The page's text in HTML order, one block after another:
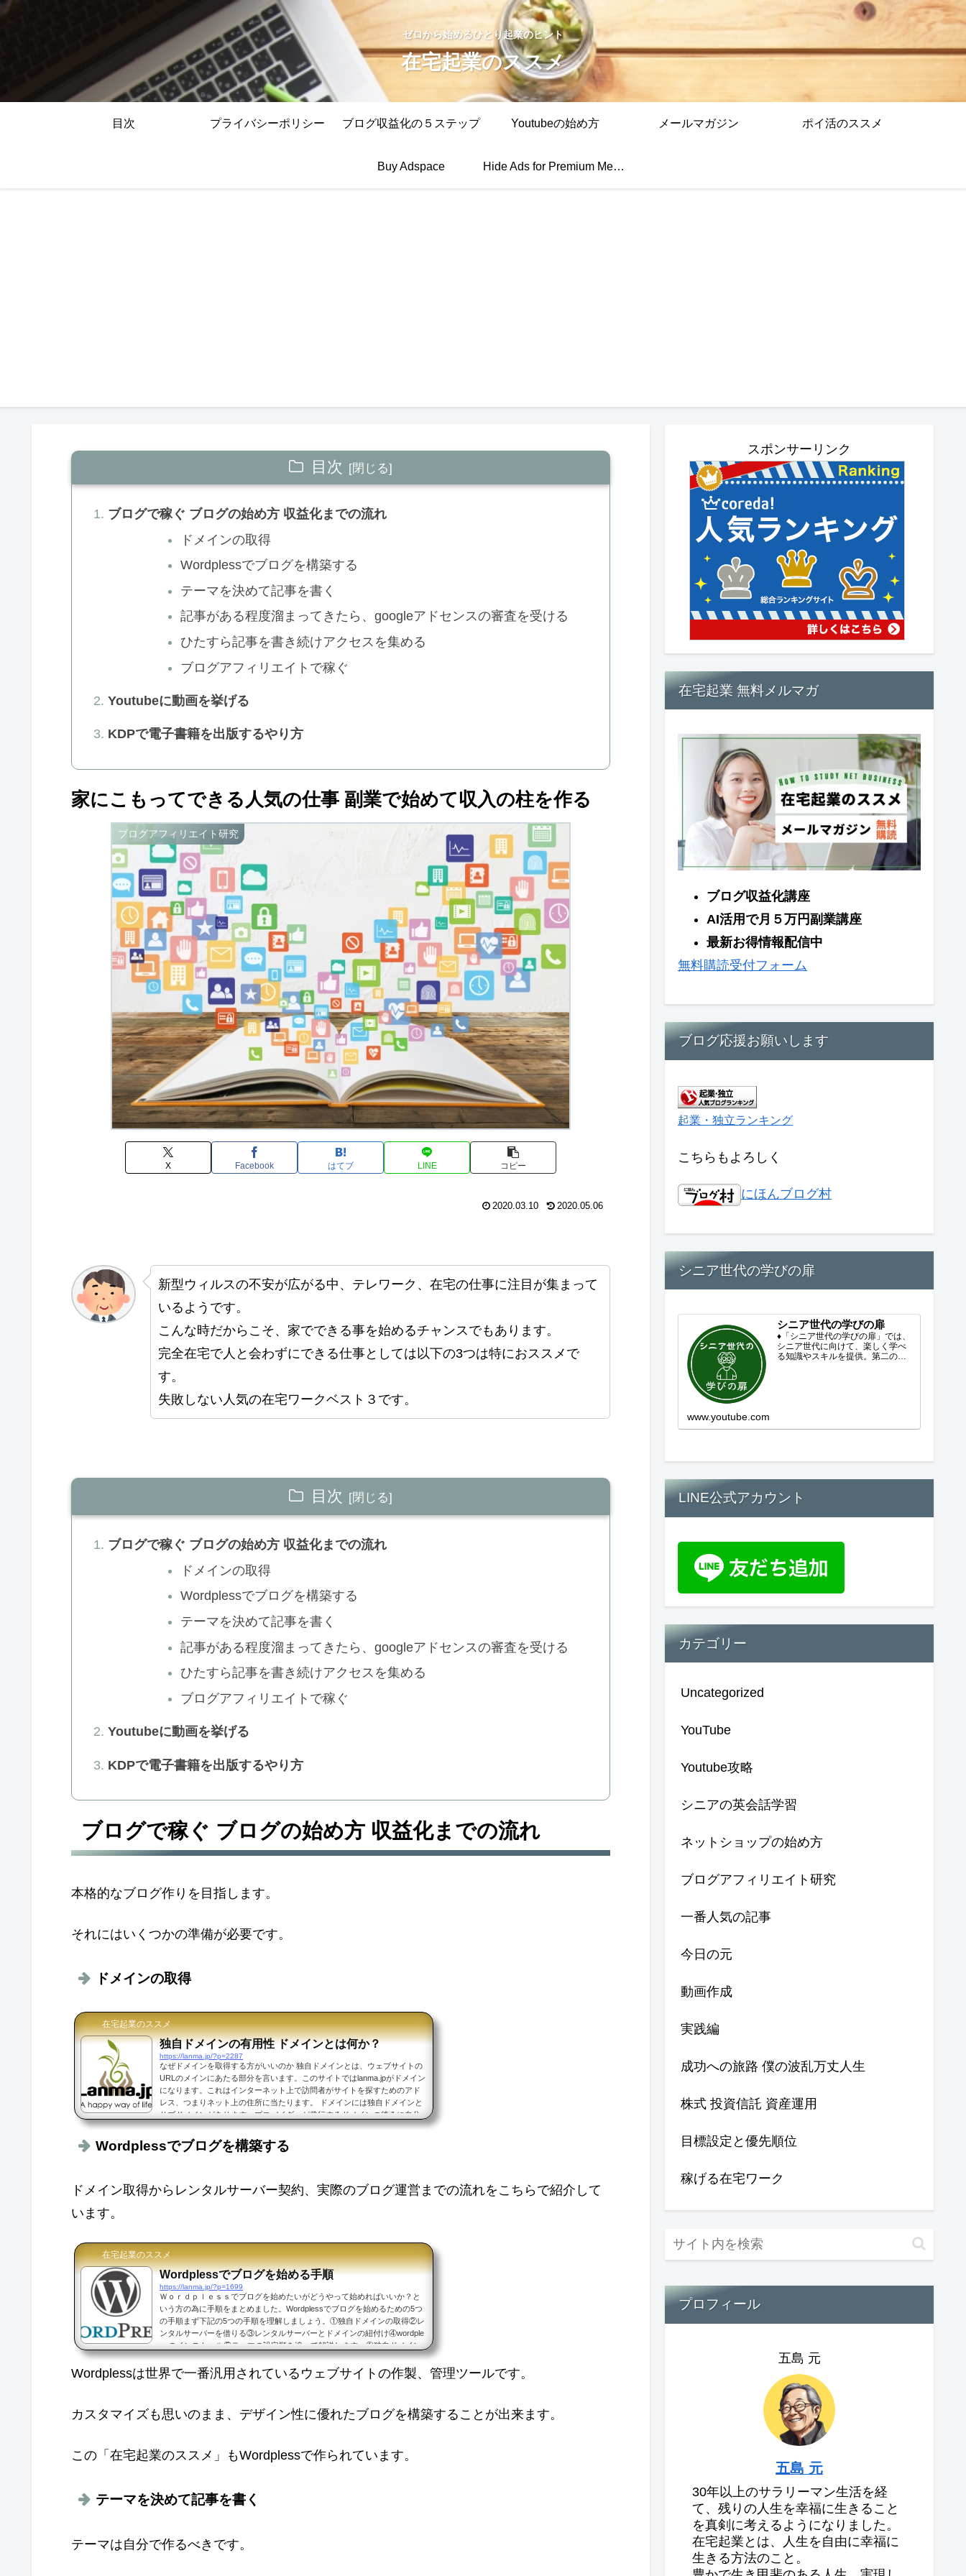
ゼロから始めるひとり起業のヒント
在宅起業のススメ
目次 プライバシーポリシー ブログ収益化の５ステップ Youtubeの始め方 メールマガジン ポイ活のススメ
Buy Adspace Hide Ads for Premium Members
目次
ブログで稼ぐ ブログの始め方 収益化までの流れ
ドメインの取得
Wordplessでブログを構築する
テーマを決めて記事を書く
記事がある程度溜まってきたら、googleアドセンスの審査を受ける
ひたすら記事を書き続けアクセスを集める
ブログアフィリエイトで稼ぐ
Youtubeに動画を挙げる
KDPで電子書籍を出版するやり方
家にこもってできる人気の仕事 副業で始めて収入の柱を作る
ブログアフィリエイト研究
X Facebook はてブ LINE コピー
2020.03.10 2020.05.06
新型ウィルスの不安が広がる中、テレワーク、在宅の仕事に注目が集まって
いるようです。
こんな時だからこそ、家でできる事を始めるチャンスでもあります。
完全在宅で人と会わずにできる仕事としては以下の3つは特におススメで
す。
失敗しない人気の在宅ワークベスト３です。
目次
ブログで稼ぐ ブログの始め方 収益化までの流れ
ドメインの取得
Wordplessでブログを構築する
テーマを決めて記事を書く
記事がある程度溜まってきたら、googleアドセンスの審査を受ける
ひたすら記事を書き続けアクセスを集める
ブログアフィリエイトで稼ぐ
Youtubeに動画を挙げる
KDPで電子書籍を出版するやり方
ブログで稼ぐ ブログの始め方 収益化までの流れ
本格的なブログ作りを目指します。
それにはいくつかの準備が必要です。
ドメインの取得
在宅起業のススメ
独自ドメインの有用性 ドメインとは何か？
https://lanma.jp/?p=2287
なぜドメインを取得する方がいいのか 独自ドメインとは、ウェブサイトの
URLのメインにあたる部分を言います。このサイトではlanma.jpがドメイン
になります。これはインターネット上で訪問者がサイトを探すためのアド
レス、つまりネット上の住所に当たります。 ドメインには独自ドメインと
サブドメインがあります。プロバイダーが発行するドメインの後ろに自分
のつけたいアドレスを加えて表示するものをサブドメインといいます。 例
えば、NTTのocn.ne.jpというアドレスの後ろに/lanmaと加えたものがサブ
ドメインです。誰...
Wordplessでブログを構築する
ドメイン取得からレンタルサーバー契約、実際のブログ運営までの流れをこちらで紹介して
います。
在宅起業のススメ
Wordplessでブログを始める手順
https://lanma.jp/?p=1699
Ｗｏｒｄｐｌｅｓｓでブログを始めたいがどうやって始めればいいか？と
いう方の為に手順をまとめました。Wordplessでブログを始めるための5つ
の手順まず下記の5つの手順を理解しましょう。①独自ドメインの取得②レ
ンタルサーバーを借りる③レンタルサーバーとドメインの紐付け④wordple
ssのインストール⑤テーマの設定順を追って解説します。①独自ドメイン
の取得独自ドメインとはプロバイダーから割り当てられた長いアドレスで
はなくオリジナルで作る際の名前の1部に当たる部分を言います。簡単に言
えば、,com ne.jp co,jp などの事です。...
Wordplessは世界で一番汎用されているウェブサイトの作製、管理ツールです。
カスタマイズも思いのまま、デザイン性に優れたブログを構築することが出来ます。
この「在宅起業のススメ」もWordplessで作られています。
テーマを決めて記事を書く
テーマは自分で作るべきです。
スポンサーリンク
在宅起業 無料メルマガ
ブログ収益化講座
AI活用で月５万円副業講座
最新お得情報配信中
無料購読受付フォーム
ブログ応援お願いします
起業・独立ランキング
こちらもよろしく
にほんブログ村
シニア世代の学びの扉
シニア世代の学びの扉
♦「シニア世代の学びの扉」では、
シニア世代に向けて、楽しく学べ
る知識やスキルを提供。第二の人
www.youtube.com
LINE公式アカウント
カテゴリー
Uncategorized
YouTube
Youtube攻略
シニアの英会話学習
ネットショップの始め方
ブログアフィリエイト研究
一番人気の記事
今日の元
動画作成
実践編
成功への旅路 僕の波乱万丈人生
株式 投資信託 資産運用
目標設定と優先順位
稼げる在宅ワーク
プロフィール
五島 元
五島 元
30年以上のサラリーマン生活を経
て、残りの人生を幸福に生きること
を真剣に考えるようになりました。
在宅起業とは、人生を自由に幸福に
生きる方法のこと。